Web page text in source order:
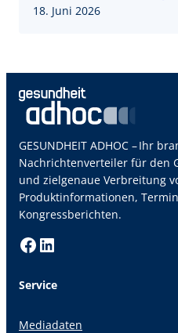
18. Juni 2026
GESUNDHEIT ADHOC – Ihr
Nachrichtenverteiler für den
und zielgenaue Verbreitung
Produktinformationen,
Kongressberichten.
Facebook LinkedIn
Service
Mediadaten